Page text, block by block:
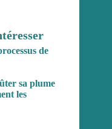
de
sa plume
les